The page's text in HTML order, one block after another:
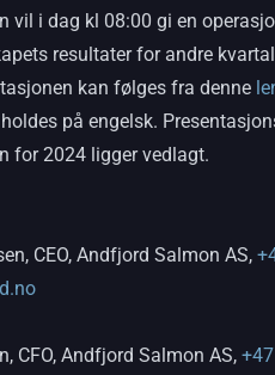
vil i dag kl 08:00 gi en
resultater for andre
kan følges fra denne
på engelsk.
for 2024 ligger vedlagt.
CEO, Andfjord Salmon AS,
CFO, Andfjord Salmon AS,